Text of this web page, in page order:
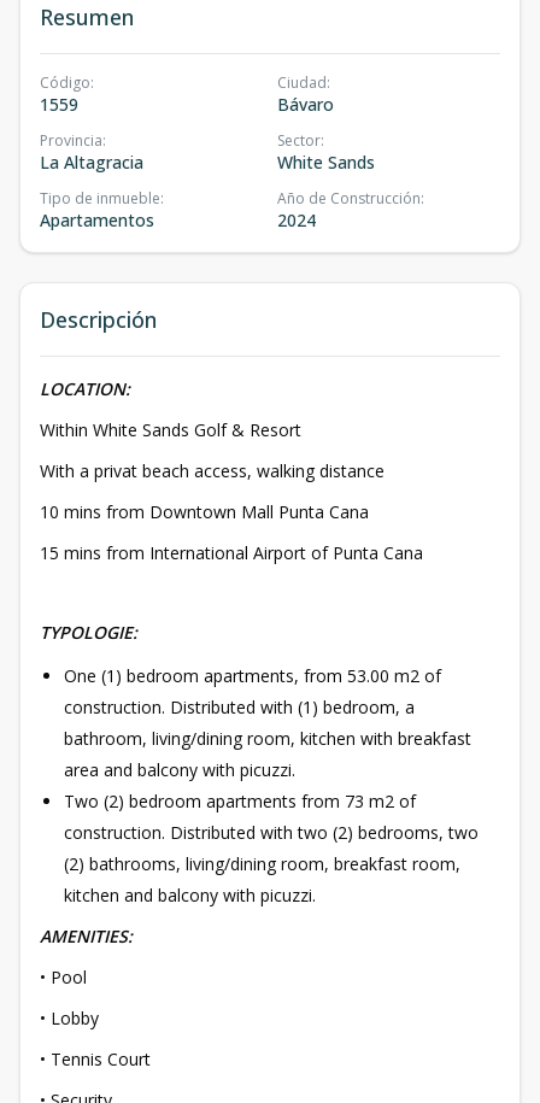
Resumen
Código:
1559
Ciudad:
Bávaro
Provincia:
La Altagracia
Sector:
White Sands
Tipo de inmueble:
Apartamentos
Año de Construcción:
2024
Descripción
LOCATION:
Within White Sands Golf & Resort
With a privat beach access, walking distance
10 mins from Downtown Mall Punta Cana
15 mins from International Airport of Punta Cana
TYPOLOGIE:
One (1) bedroom apartments, from 53.00 m2 of
construction. Distributed with (1) bedroom, a
bathroom, living/dining room, kitchen with breakfast
area and balcony with picuzzi.
Two (2) bedroom apartments from 73 m2 of
construction. Distributed with two (2) bedrooms, two
(2) bathrooms, living/dining room, breakfast room,
kitchen and balcony with picuzzi.
AMENITIES:
• Pool
• Lobby
• Tennis Court